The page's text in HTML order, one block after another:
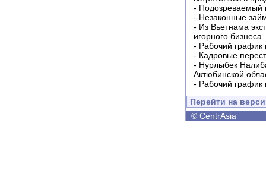
- Подозреваемый
- Незаконные
- Из Вьетнама
игорного бизнеса
- Рабочий график
- Кадровые
- Нурлыбек
Актюбинской
- Рабочий график
Перейти на
© CentrAsia